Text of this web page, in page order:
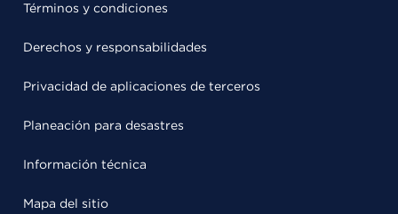
Términos y condiciones
Derechos y responsabilidades
Privacidad de aplicaciones de terceros
Planeación para desastres
Información técnica
Mapa del sitio